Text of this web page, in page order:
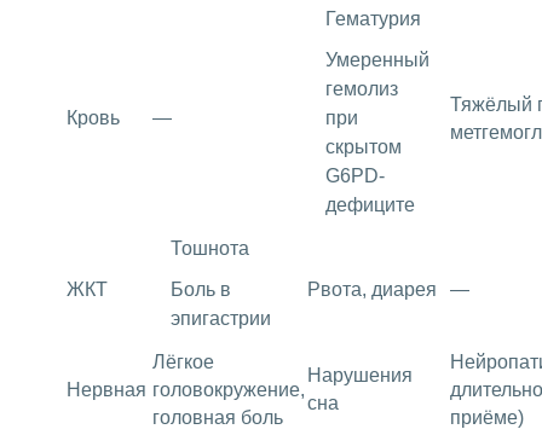
Кровь —
Гематурия
Умеренный
гемолиз
при
скрытом
G6PD-
дефиците
Тяжёлый
ЖКТ
Тошнота
Боль в
эпигастрии
Рвота, диарея —
Нервная
Лёгкое
головокружение,
головная боль
Нарушения
сна
приёме)